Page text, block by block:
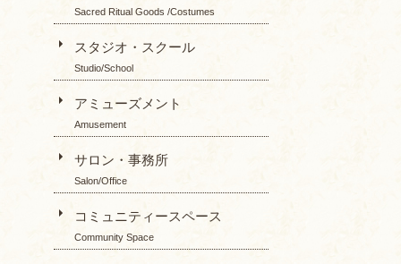
Sacred Ritual Goods /Costumes
スタジオ・スクール
Studio/School
アミューズメント
Amusement
サロン・事務所
Salon/Office
コミュニティースペース
Community Space